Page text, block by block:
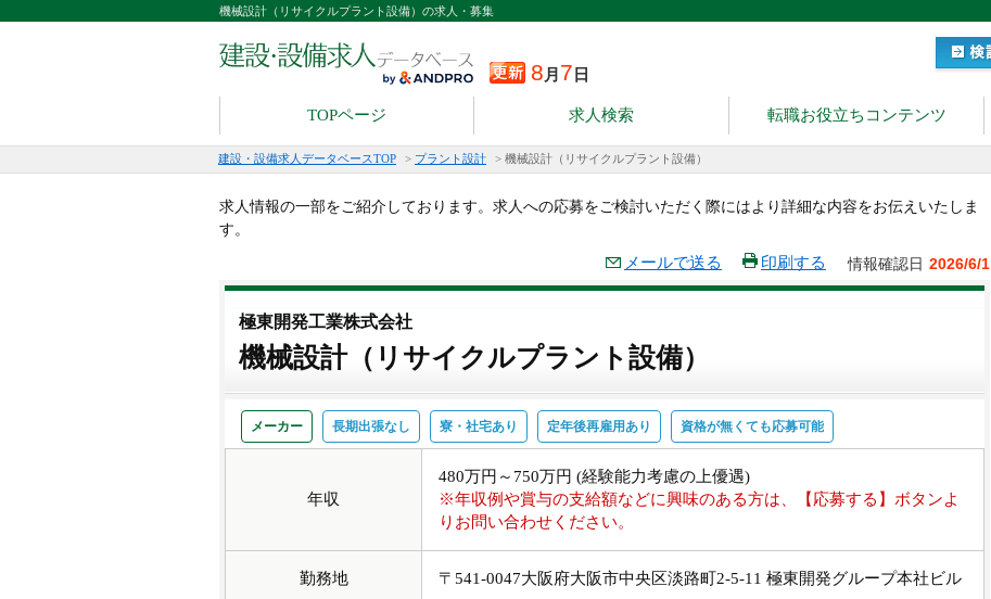
機械設計（リサイクルプラント設備）の求人・募集
8 月 7 日
TOPページ 求人検索 転職お役立ちコンテンツ
建設・設備求人データベースTOP > プラント設計 > 機械設計（リサイクルプラント設備）
求人情報の一部をご紹介しております。求人への応募をご検討いただく際にはより詳細な内容をお伝えいたしま
す。
情報確認日 2026/6/1
メールで送る 印刷する
極東開発工業株式会社
機械設計（リサイクルプラント設備）
メーカー 長期出張なし 寮・社宅あり 定年後再雇用あり 資格が無くても応募可能
年収
480万円～750万円 (経験能力考慮の上優遇)
※年収例や賞与の支給額などに興味のある方は、【応募する】ボタンよ
りお問い合わせください。
勤務地 〒541-0047大阪府大阪市中央区淡路町2-5-11 極東開発グループ本社ビル